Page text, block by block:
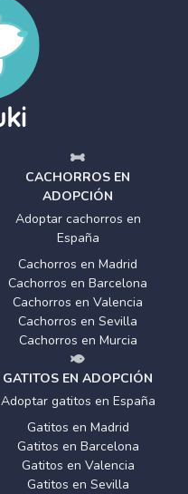
CACHORROS EN
ADOPCIÓN
Adoptar cachorros en
España
Cachorros en Madrid
Cachorros en Barcelona
Cachorros en Valencia
Cachorros en Sevilla
Cachorros en Murcia
GATITOS EN ADOPCIÓN
Adoptar gatitos en España
Gatitos en Madrid
Gatitos en Barcelona
Gatitos en Valencia
Gatitos en Sevilla